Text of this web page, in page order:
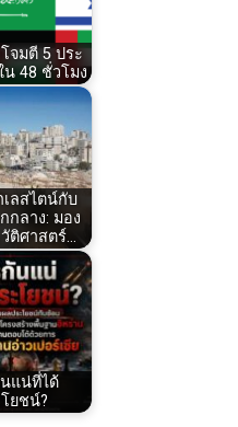
จมตี 5 ประ
น 48 ชั่วโมง
ลสไตน์กับ
กลาง: มอง
ติศาสตร์…
แน่ที่ได้
ยชน์?